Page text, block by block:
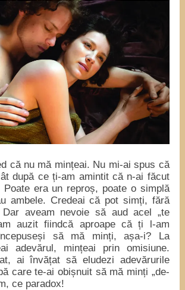
că nu mă mințeai. Nu mi-ai spus că
după ce ți-am amintit că n-ai făcut
Poate era un reproș, poate o simplă
ambele. Credeai că pot simți, fără
aveam nevoie să aud acel „te
auzit fiindcă aproape că ți l-am
să mă minți, așa-i? La
adevărul, mințeai prin omisiune.
ai învățat să eludezi adevărurile
care te-ai obișnuit să mă minți „de-
ce paradox!